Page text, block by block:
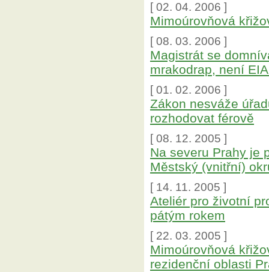
[ 02. 04. 2006 ]
Mimoúrovňová
[ 08. 03. 2006 ]
Magistrát se
mrakodrap, není
[ 01. 02. 2006 ]
Zákon nesváže
rozhodovat férově
[ 08. 12. 2005 ]
Na severu Prahy je
Městský (vnitřní)
[ 14. 11. 2005 ]
Ateliér pro životní
pátým rokem
[ 22. 03. 2005 ]
Mimoúrovňová
rezidenční oblasti